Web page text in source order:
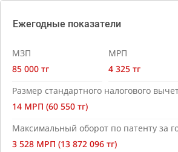
Ежегодные показатели
МЗП
85 000 тг
МРП
4 325 тг
Размер стандартного налогового
14 МРП (60 550 тг)
Максимальный оборот по патенту за
3 528 МРП (13 872 096 тг)